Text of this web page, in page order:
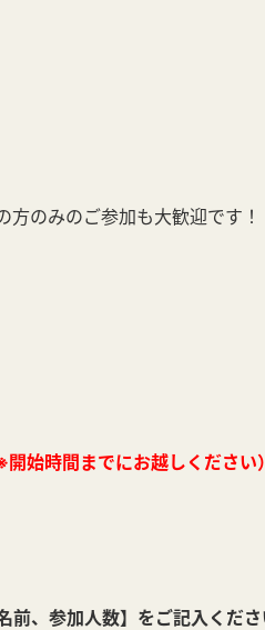
のみのご参加も大歓迎です！
※開始時間までにお越しください
、参加人数】をご記入くださ